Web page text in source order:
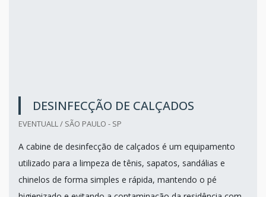
DESINFECÇÃO DE CALÇADOS
EVENTUALL / SÃO PAULO - SP
A cabine de desinfecção de calçados é um equipamento
utilizado para a limpeza de tênis, sapatos, sandálias e
chinelos de forma simples e rápida, mantendo o pé